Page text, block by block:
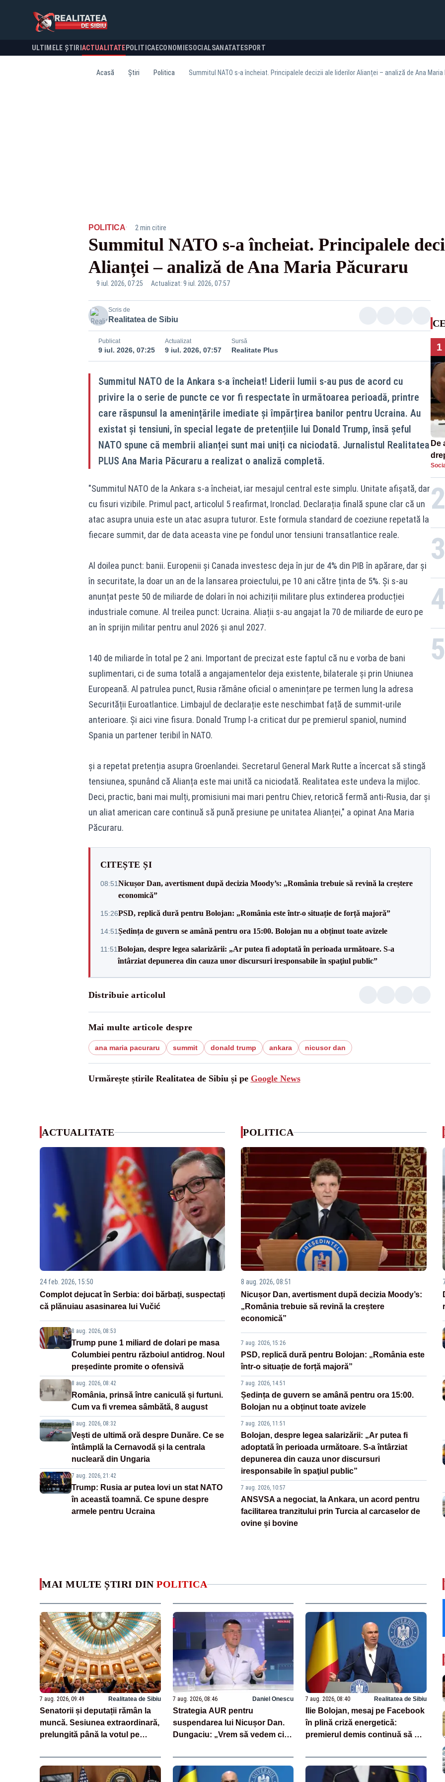
ULTIMELE ȘTIRI ACTUALITATE POLITICA ECONOMIESOCIALSANATATESPORT
Acasă Știri Politica Summitul NATO s-a încheiat. Principalele decizii ale liderilor Alianței – analiză de Ana Maria
POLITICA· 2 min citire
Summitul NATO s-a încheiat. Principalele
Alianței – analiză de Ana Maria Păcuraru
9 iul. 2026, 07:25 Actualizat: 9 iul. 2026, 07:57
Scris de
Realitatea de Sibiu
Publicat
9 iul. 2026, 07:25
Actualizat
9 iul. 2026, 07:57
Sursă
Realitate Plus
Summitul NATO de la Ankara s-a încheiat! Liderii lumii s-au pus de acord cu
privire la o serie de puncte ce vor fi respectate în următoarea perioadă, printre
care răspunsul la amenințările imediate și împărțirea banilor pentru Ucraina. Au
existat și tensiuni, în special legate de pretențiile lui Donald Trump, însă șeful
NATO spune că membrii alianței sunt mai uniți ca niciodată. Jurnalistul Realitatea
PLUS Ana Maria Păcuraru a realizat o analiză completă.
"Summitul NATO de la Ankara s-a încheiat, iar mesajul central este simplu. Unitate afișată, dar
cu fisuri vizibile. Primul pact, articolul 5 reafirmat, Ironclad. Declarația finală spune clar că un
atac asupra unuia este un atac asupra tuturor. Este formula standard de coeziune repetată la
fiecare summit, dar de data aceasta vine pe fondul unor tensiuni transatlantice reale.
Al doilea punct: banii. Europenii și Canada investesc deja în jur de 4% din PIB în apărare, dar și
în securitate, la doar un an de la lansarea proiectului, pe 10 ani către ținta de 5%. Și s-au
anunțat peste 50 de miliarde de dolari în noi achiziții militare plus extinderea producției
industriale comune. Al treilea punct: Ucraina. Aliații s-au angajat la 70 de miliarde de euro pe
an în sprijin militar pentru anul 2026 și anul 2027.
140 de miliarde în total pe 2 ani. Important de precizat este faptul că nu e vorba de bani
suplimentari, ci de suma totală a angajamentelor deja existente, bilaterale și prin Uniunea
Europeană. Al patrulea punct, Rusia rămâne oficial o amenințare pe termen lung la adresa
Securității Euroatlantice. Limbajul de declarație este neschimbat față de summit-urile
anterioare. Și aici vine fisura. Donald Trump l-a criticat dur pe premierul spaniol, numind
Spania un partener teribil în NATO.
și a repetat pretenția asupra Groenlandei. Secretarul General Mark Rutte a încercat să stingă
tensiunea, spunând că Alianța este mai unită ca niciodată. Realitatea este undeva la mijloc.
Deci, practic, bani mai mulți, promisiuni mai mari pentru Chiev, retorică fermă anti-Rusia, dar și
un aliat american care continuă să pună presiune pe unitatea Alianței," a opinat Ana Maria
Păcuraru.
CITEȘTE ȘI
08:51Nicușor Dan, avertisment după decizia Moody’s: „România trebuie să revină la creștere
economică”
15:26PSD, replică dură pentru Bolojan: „România este într-o situație de forță majoră”
14:51Ședința de guvern se amână pentru ora 15:00. Bolojan nu a obținut toate avizele
11:51Bolojan, despre legea salarizării: „Ar putea fi adoptată în perioada următoare. S-a
întârziat depunerea din cauza unor discursuri iresponsabile în spaţiul public”
Distribuie articolul
Mai multe articole despre
ana maria pacuraru summit donald trump ankara nicusor dan
Urmărește știrile Realitatea de Sibiu și pe Google News
1
De
2
3
4
5
ACTUALITATE
24 feb. 2026, 15:50
Complot dejucat în Serbia: doi bărbați, suspectați
că plănuiau asasinarea lui Vučić
8 aug. 2026, 08:53
Trump pune 1 miliard de dolari pe masa
Columbiei pentru războiul antidrog. Noul
președinte promite o ofensivă
8 aug. 2026, 08:42
România, prinsă între caniculă și furtuni.
Cum va fi vremea sâmbătă, 8 august
8 aug. 2026, 08:32
Vești de ultimă oră despre Dunăre. Ce se
întâmplă la Cernavodă și la centrala
nucleară din Ungaria
7 aug. 2026, 21:42
Trump: Rusia ar putea lovi un stat NATO
în această toamnă. Ce spune despre
armele pentru Ucraina
POLITICA
8 aug. 2026, 08:51
Nicușor Dan, avertisment după decizia Moody’s:
„România trebuie să revină la creștere
economică”
7 aug. 2026, 15:26
PSD, replică dură pentru Bolojan: „România este
într-o situație de forță majoră”
7 aug. 2026, 14:51
Ședința de guvern se amână pentru ora 15:00.
Bolojan nu a obținut toate avizele
7 aug. 2026, 11:51
Bolojan, despre legea salarizării: „Ar putea fi
adoptată în perioada următoare. S-a întârziat
depunerea din cauza unor discursuri
iresponsabile în spaţiul public”
7 aug. 2026, 10:57
ANSVSA a negociat, la Ankara, un acord pentru
facilitarea tranzitului prin Turcia al carcaselor de
ovine și bovine
MAI MULTE ȘTIRI DIN POLITICA
7 aug. 2026, 09:49 Realitatea de Sibiu
Senatorii și deputații rămân la
muncă. Sesiunea extraordinară,
prelungită până la votul pe
7 aug. 2026, 08:46 Daniel Onescu
Strategia AUR pentru
suspendarea lui Nicușor Dan.
Dungaciu: „Vrem să vedem cine
7 aug. 2026, 08:40 Realitatea de Sibiu
Ilie Bolojan, mesaj pe Facebook
în plină criză energetică:
premierul demis continuă să se